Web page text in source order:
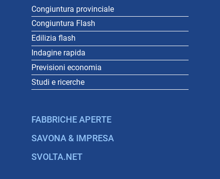
Congiuntura provinciale
Congiuntura Flash
Edilizia flash
Indagine rapida
Previsioni economia
Studi e ricerche
FABBRICHE APERTE
SAVONA & IMPRESA
SVOLTA.NET